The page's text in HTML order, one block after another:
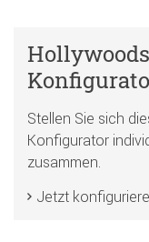
Stellen Sie sich
Konfigurator
zusammen.
Jetzt